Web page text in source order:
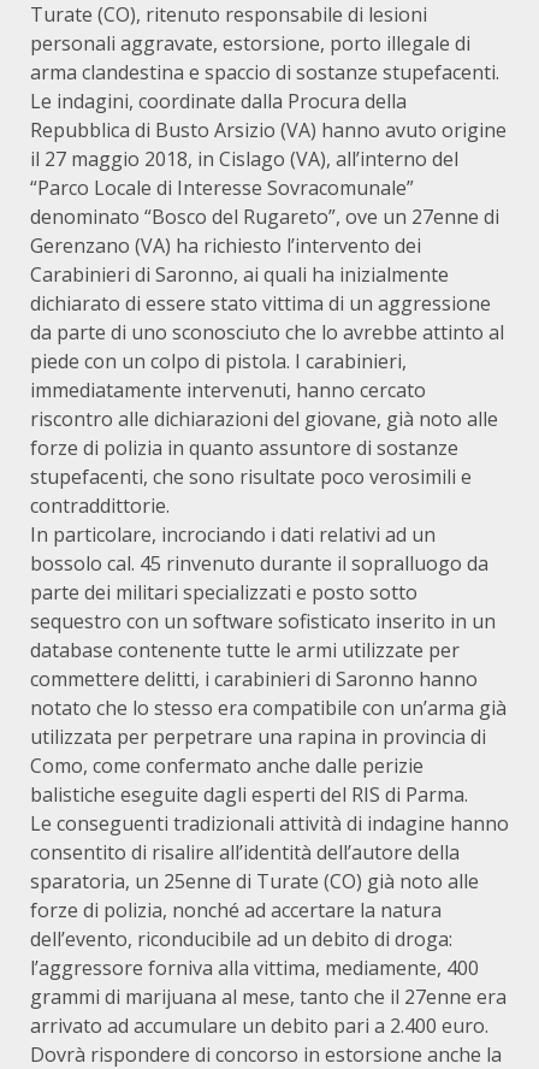
Turate (CO), ritenuto responsabile di lesioni
personali aggravate, estorsione, porto illegale di
arma clandestina e spaccio di sostanze stupefacenti.
Le indagini, coordinate dalla Procura della
Repubblica di Busto Arsizio (VA) hanno avuto origine
il 27 maggio 2018, in Cislago (VA), all’interno del
“Parco Locale di Interesse Sovracomunale”
denominato “Bosco del Rugareto”, ove un 27enne di
Gerenzano (VA) ha richiesto l’intervento dei
Carabinieri di Saronno, ai quali ha inizialmente
dichiarato di essere stato vittima di un aggressione
da parte di uno sconosciuto che lo avrebbe attinto al
piede con un colpo di pistola. I carabinieri,
immediatamente intervenuti, hanno cercato
riscontro alle dichiarazioni del giovane, già noto alle
forze di polizia in quanto assuntore di sostanze
stupefacenti, che sono risultate poco verosimili e
contraddittorie.
In particolare, incrociando i dati relativi ad un
bossolo cal. 45 rinvenuto durante il sopralluogo da
parte dei militari specializzati e posto sotto
sequestro con un software sofisticato inserito in un
database contenente tutte le armi utilizzate per
commettere delitti, i carabinieri di Saronno hanno
notato che lo stesso era compatibile con un’arma già
utilizzata per perpetrare una rapina in provincia di
Como, come confermato anche dalle perizie
balistiche eseguite dagli esperti del RIS di Parma.
Le conseguenti tradizionali attività di indagine hanno
consentito di risalire all’identità dell’autore della
sparatoria, un 25enne di Turate (CO) già noto alle
forze di polizia, nonché ad accertare la natura
dell’evento, riconducibile ad un debito di droga:
l’aggressore forniva alla vittima, mediamente, 400
grammi di marijuana al mese, tanto che il 27enne era
arrivato ad accumulare un debito pari a 2.400 euro.
Dovrà rispondere di concorso in estorsione anche la